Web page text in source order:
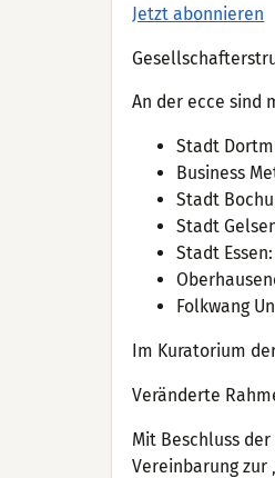
Jetzt abonnieren
An der ecce sind
Stadt
Business
Stadt
Stadt
Stadt
Folkwang
Im Kuratorium
Veränderte
Mit Beschluss
Vereinbarung zur